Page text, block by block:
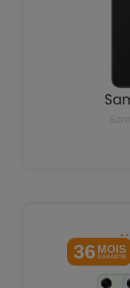
36 MOIS
GARANTIE